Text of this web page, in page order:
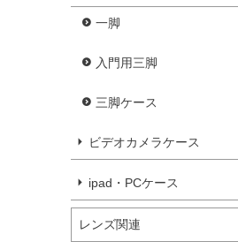
一脚
入門用三脚
三脚ケース
ビデオカメラケース
ipad・PCケース
レンズ関連